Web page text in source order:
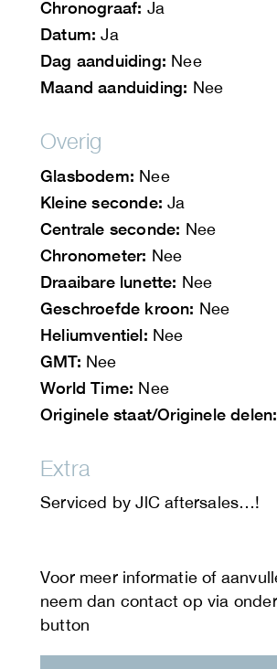
Chronograaf: Ja
Datum: Ja
Dag aanduiding: Nee
Maand aanduiding: Nee
Overig
Glasbodem: Nee
Kleine seconde: Ja
Centrale seconde: Nee
Chronometer: Nee
Draaibare lunette: Nee
Geschroefde kroon: Nee
Heliumventiel: Nee
GMT: Nee
World Time: Nee
Originele staat/Originele delen:
Extra
Serviced by JlC aftersales…!